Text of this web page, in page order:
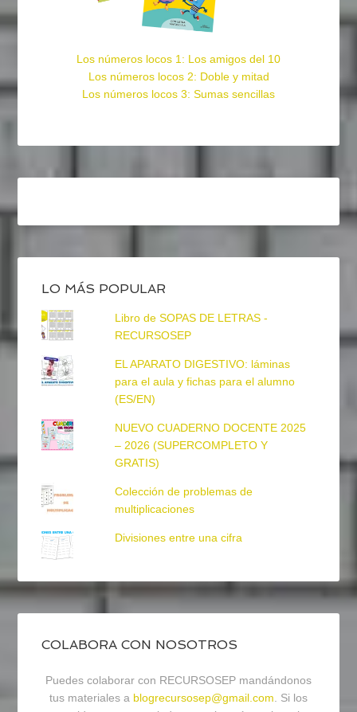
Los números locos 1: Los amigos del 10
Los números locos 2: Doble y mitad
Los números locos 3: Sumas sencillas
LO MÁS POPULAR
Libro de SOPAS DE LETRAS -
RECURSOSEP
EL APARATO DIGESTIVO: láminas
para el aula y fichas para el alumno
(ES/EN)
NUEVO CUADERNO DOCENTE 2025
– 2026 (SUPERCOMPLETO Y
GRATIS)
Colección de problemas de
multiplicaciones
Divisiones entre una cifra
COLABORA CON NOSOTROS
Puedes colaborar con RECURSOSEP mandándonos
tus materiales a blogrecursosep@gmail.com. Si los